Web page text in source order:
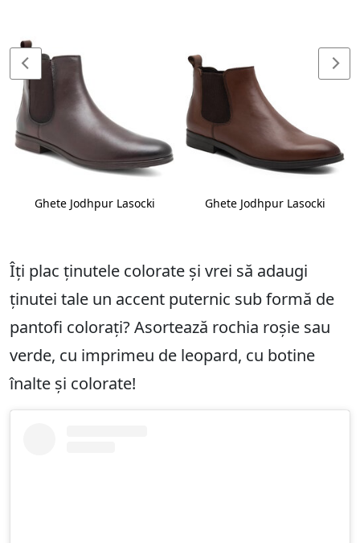
Ghete Jodhpur Lasocki Ghete Jodhpur Lasocki
Îți plac ținutele colorate și vrei să adaugi
ținutei tale un accent puternic sub formă de
pantofi colorați? Asortează rochia roșie sau
verde, cu imprimeu de leopard, cu botine
înalte și colorate!